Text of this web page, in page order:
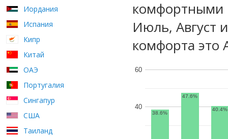
Иордания
Испания
Кипр
Китай
ОАЭ
Португалия
Сингапур
США
Таиланд
комфортными
Июль, Август
комфорта это
40
60
38.6%
47.6%
40.4%